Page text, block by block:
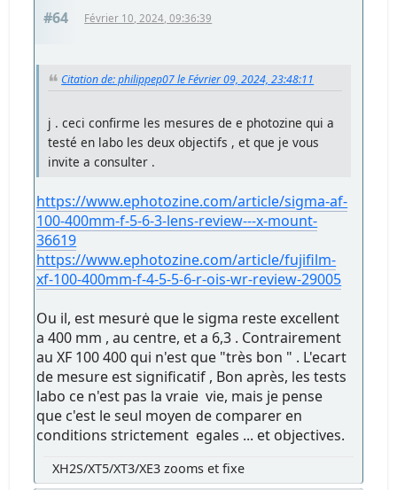
#64 Février 10, 2024, 09:36:39
Citation de: philippep07 le Février 09, 2024, 23:48:11
j . ceci confirme les mesures de e photozine qui a
testé en labo les deux objectifs , et que je vous
invite a consulter .
https://www.ephotozine.com/article/sigma-af-
100-400mm-f-5-6-3-lens-review---x-mount-
36619
https://www.ephotozine.com/article/fujifilm-
xf-100-400mm-f-4-5-5-6-r-ois-wr-review-29005
Ou il, est mesurė que le sigma reste excellent
a 400 mm , au centre, et a 6,3 . Contrairement
au XF 100 400 qui n'est que "très bon " . L'ecart
de mesure est significatif , Bon après, les tests
labo ce n'est pas la vraie vie, mais je pense
que c'est le seul moyen de comparer en
conditions strictement egales ... et objectives.
XH2S/XT5/XT3/XE3 zooms et fixe